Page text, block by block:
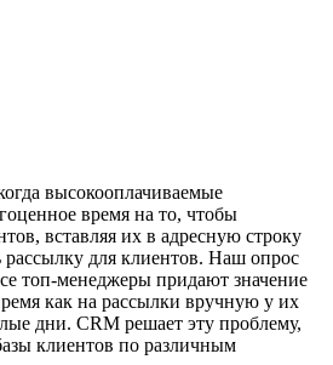
высокооплачиваемые
время на то, чтобы
вставляя их в адресную строку
для клиентов. Наш опрос
топ-менеджеры придают значение
как на рассылки вручную у их
дни. CRM решает эту проблему,
клиентов по различным